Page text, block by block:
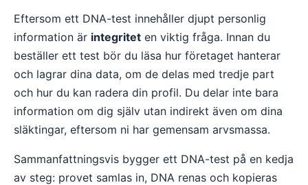
Eftersom ett DNA-test innehåller djupt personlig
information är integritet en viktig fråga. Innan du
beställer ett test bör du läsa hur företaget hanterar
och lagrar dina data, om de delas med tredje part
och hur du kan radera din profil. Du delar inte bara
information om dig själv utan indirekt även om dina
släktingar, eftersom ni har gemensam arvsmassa.
Sammanfattningsvis bygger ett DNA-test på en kedja
av steg: provet samlas in, DNA renas och kopieras